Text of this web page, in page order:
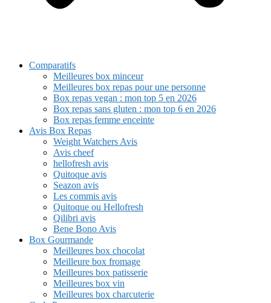
Comparatifs
Meilleures box minceur
Meilleures box repas pour une personne
Box repas vegan : mon top 5 en 2026
Box repas sans gluten : mon top 6 en 2026
Box repas femme enceinte
Avis Box Repas
Weight Watchers Avis
Avis cheef
hellofresh avis
Quitoque avis
Seazon avis
Les commis avis
Quitoque ou Hellofresh
Qilibri avis
Bene Bono Avis
Box Gourmande
Meilleures box chocolat
Meilleure box fromage
Meilleures box patisserie
Meilleures box vin
Meilleures box charcuterie